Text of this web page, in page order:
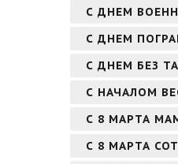
С ДНЕМ
С ДНЕМ
С ДНЕМ БЕЗ
С НАЧАЛОМ
С 8 МАРТА
С 8 МАРТА